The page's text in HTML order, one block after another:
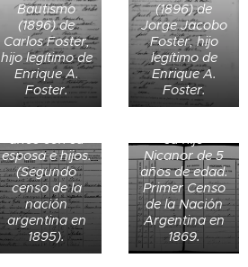
Bautismo
(1896) de
Carlos Foster,
hijo legítimo de
Enrique A.
Foster.
(1896) de
Jorge Jacobo
Foster, hijo
legítimo de
Enrique A.
Foster.
Enrique A.
años con su
esposa e hijos.
(Segundo
censo de la
nación
argentina en
1895).
Isabel Foster
de Elía (30
su hijo
Nicanor de 5
años de edad.
Primer Censo
de la Nación
Argentina en
1869.
Enrique Foster
(13 años) junto
a su madre
Ana Amalia
Kagel de 40